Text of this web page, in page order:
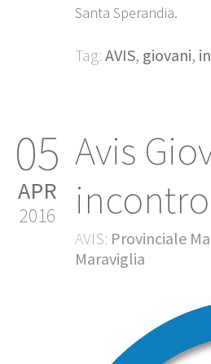
Santa Sperandia.
Tag: AVIS, giovani,
05
APR
2016
Avis
incontro
AVIS: Provinciale
Maraviglia